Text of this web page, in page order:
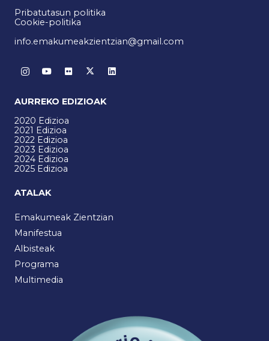
Pribatutasun politika
Cookie-politika
info.emakumeakzientzian@gmail.com
AURREKO EDIZIOAK
2020 Edizioa
2021 Edizioa
2022 Edizioa
2023 Edizioa
2024 Edizioa
2025 Edizioa
ATALAK
Emakumeak Zientzian
Manifestua
Albisteak
Programa
Multimedia